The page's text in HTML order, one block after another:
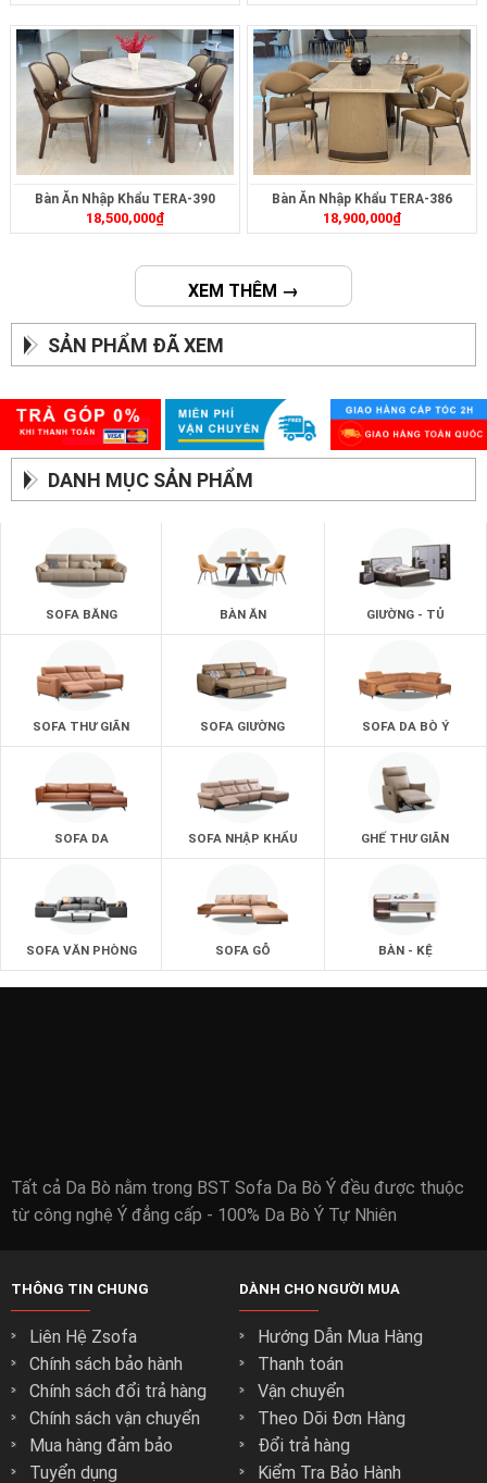
Bàn Ăn Nhập Khẩu TERA-390
18,500,000₫
Bàn Ăn Nhập Khẩu TERA-386
18,900,000₫
XEM THÊM →
SẢN PHẨM ĐÃ XEM
DANH MỤC SẢN PHẨM
SOFA BĂNG BÀN ĂN GIƯỜNG - TỦ
SOFA THƯ GIÃN SOFA GIƯỜNG SOFA DA BÒ Ý
SOFA DA SOFA NHẬP KHẨU GHẾ THƯ GIÃN
SOFA VĂN PHÒNG SOFA GỖ BÀN - KỆ
Tất cả Da Bò nằm trong BST Sofa Da Bò Ý đều được thuộc
từ công nghệ Ý đẳng cấp - 100% Da Bò Ý Tự Nhiên
THÔNG TIN CHUNG
Liên Hệ Zsofa
Chính sách bảo hành
Chính sách đổi trả hàng
Chính sách vận chuyển
Mua hàng đảm bảo
Tuyển dụng
DÀNH CHO NGƯỜI MUA
Hướng Dẫn Mua Hàng
Thanh toán
Vận chuyển
Theo Dõi Đơn Hàng
Đổi trả hàng
Kiểm Tra Bảo Hành